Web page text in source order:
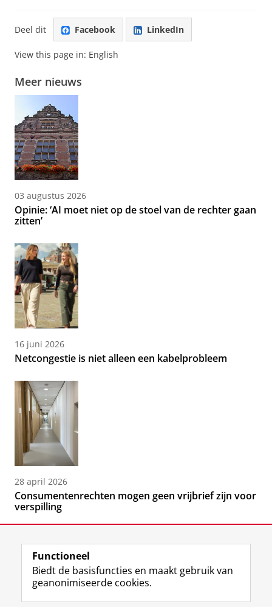
Deel dit Facebook LinkedIn
View this page in: English
Meer nieuws
03 augustus 2026
Opinie: ‘AI moet niet op de stoel van de rechter gaan
zitten’
16 juni 2026
Netcongestie is niet alleen een kabelprobleem
28 april 2026
Consumentenrechten mogen geen vrijbrief zijn voor
verspilling
Volg de RUG F L R I Y
Functioneel
Biedt de basisfuncties en maakt gebruik van
geanonimiseerde cookies.